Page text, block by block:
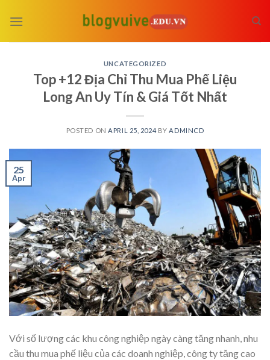
UNCATEGORIZED
Top +12 Địa Chỉ Thu Mua Phế Liệu
Long An Uy Tín & Giá Tốt Nhất
POSTED ON APRIL 25, 2024 BY ADMINCD
25
Apr
Với số lượng các khu công nghiệp ngày càng tăng nhanh, nhu
cầu thu mua phế liệu của các doanh nghiệp, công ty tăng cao